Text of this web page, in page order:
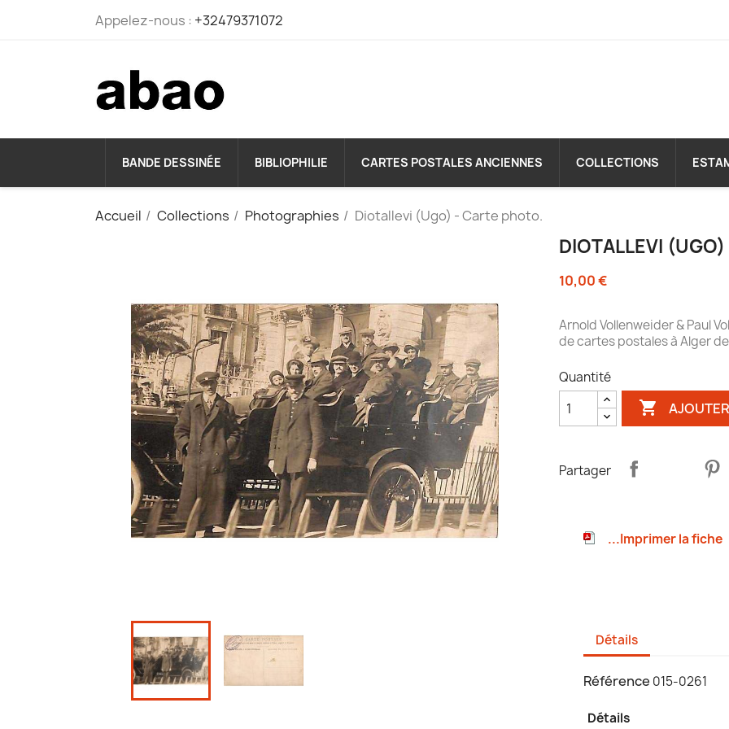
Appelez-nous : +32479371072
BANDE DESSINÉE BIBLIOPHILIE CARTES POSTALES ANCIENNES COLLECTIONS
Accueil Collections Photographies Diotallevi (Ugo) - Carte photo.
DIOTALLEVI
10,00 €
Arnold Vollenweider & Paul
de cartes postales à Alger de
Quantité

Partager
...Imprimer la fiche
Détails
Référence 015-0261
Détails